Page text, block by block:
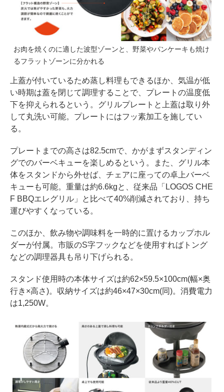
お肉を焼くのに適した波型ゾーンと、野菜やパンケーキも焼け
るフラットゾーンに分かれる
上蓋が付いているため蒸し料理もできるほか、気温が低
い時期は蓋を閉じて調理することで、プレートの温度低
下を抑えられるという。グリルプレートと上蓋は取り外
して丸洗い可能。プレートにはフッ素加工を施してい
る。
プレートまでの高さは82.5cmで、かがまずスタンディン
グでのバーベキューを楽しめるという。また、グリル本
体をスタンドから外せば、チェアに座っての卓上バーベ
キューも可能。重量は約6.6kgと、従来品「LOGOS CHE
F BBQエレグリル」と比べて40%削減されており、持ち
運びやすくなっている。
このほか、飲み物や調味料を一時的に置けるカップホル
ダーが付属。市販のS字フックなどを使用すればトング
などの調理器具も吊り下げられる。
スタンド使用時の本体サイズは約62×59.5×100cm(幅×奥
行き×高さ)。収納サイズは約46×47×30cm(同)。消費電力
は1,250W。